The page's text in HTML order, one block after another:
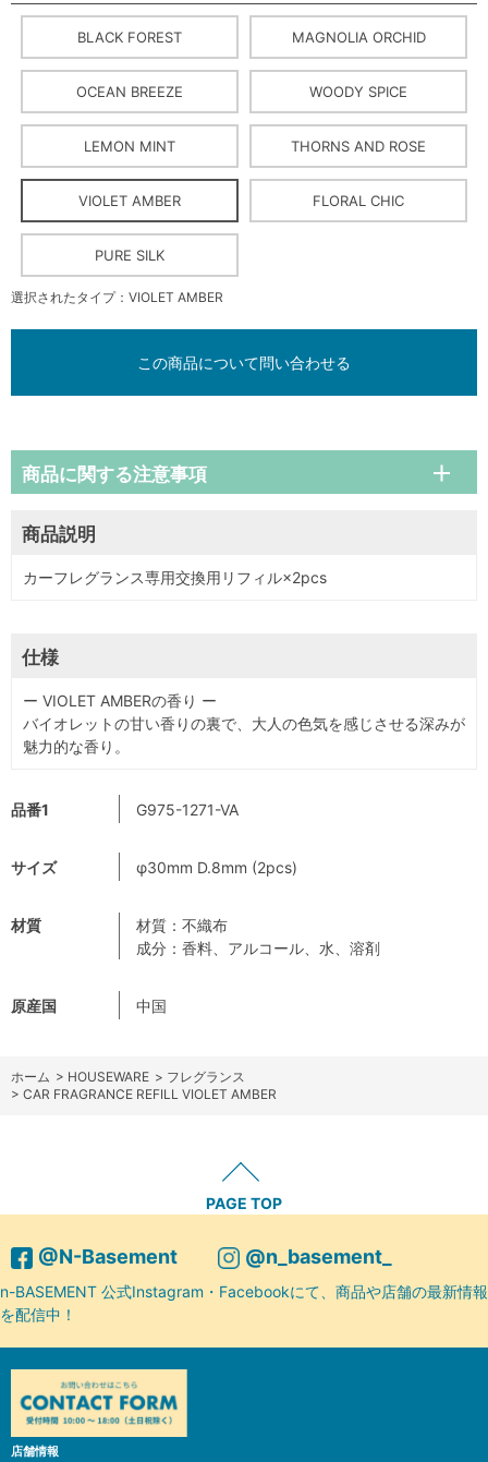
品番1 G975-1271-VA
サイズ φ30mm D.8mm (2pcs)
材質
材質：不織布
成分：香料、アルコール、水、溶剤
原産国 中国
BLACK FOREST MAGNOLIA ORCHID
OCEAN BREEZE WOODY SPICE
LEMON MINT THORNS AND ROSE
VIOLET AMBER FLORAL CHIC
PURE SILK
選択されたタイプ：VIOLET AMBER
この商品について問い合わせる
商品説明
カーフレグランス専用交換用リフィル×2pcs
商品に関する注意事項
仕様
ー VIOLET AMBERの香り ー
バイオレットの甘い香りの裏で、大人の色気を感じさせる深みが
魅力的な香り。
ホーム > HOUSEWARE > フレグランス
> CAR FRAGRANCE REFILL VIOLET AMBER
PAGE TOP
@N-Basement @n_basement_
n-BASEMENT 公式Instagram・Facebookにて、商品や店舗の最新情報
を配信中！
店舗情報